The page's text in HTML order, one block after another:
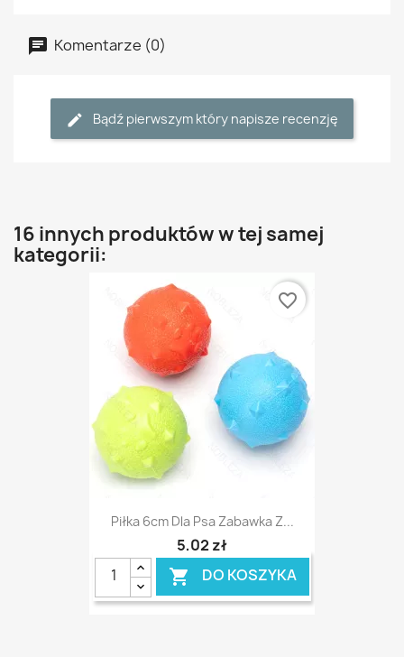
Komentarze (0)
Bądź pierwszym który napisze recenzję
16 innych produktów w tej samej
kategorii:
Piłka 6cm Dla Psa Zabawka Z...
5,02 zł
 DO KOSZYKA
favorite_border